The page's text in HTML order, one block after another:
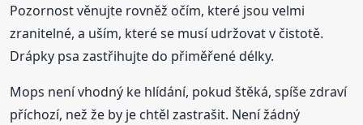
Pozornost věnujte rovněž očím, které jsou velmi
zranitelné, a uším, které se musí udržovat v čistotě.
Drápky psa zastřihujte do přiměřené délky.
Mops není vhodný ke hlídání, pokud štěká, spíše zdraví
příchozí, než že by je chtěl zastrašit. Není žádný